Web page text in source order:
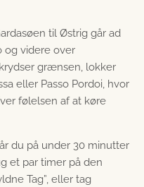
til Østrig går ad
og videre over
grænsen, lokker
eller Passo Pordoi, hvor
følelsen af at køre
du på under 30 minutter
et par timer på den
Tag”, eller tag